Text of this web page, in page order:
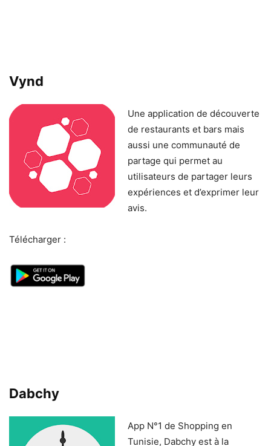
Vynd
Une application de découverte
de restaurants et bars mais
aussi une communauté de
partage qui permet au
utilisateurs de partager leurs
expériences et d’exprimer leur
avis.
Télécharger :
Dabchy
App N°1 de Shopping en
Tunisie, Dabchy est à la